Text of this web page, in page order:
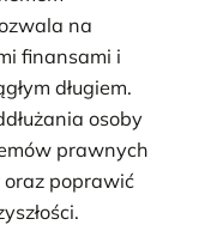
na
finansami i
długiem.
osoby
prawnych
oraz poprawić